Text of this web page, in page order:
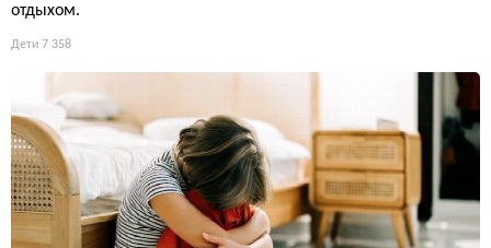
отдыхом.
Дети 7 358